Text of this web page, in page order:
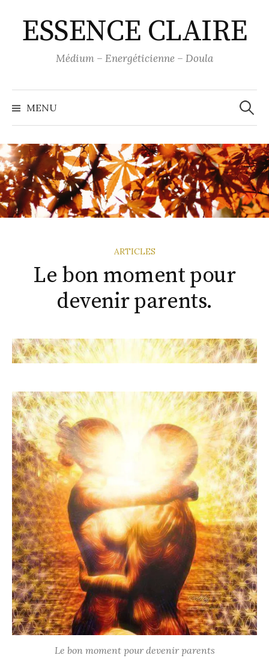
content
ESSENCE CLAIRE
Médium – Energéticienne – Doula
MENU
ARTICLES
Le bon moment pour
devenir parents.
Le bon moment pour devenir parents